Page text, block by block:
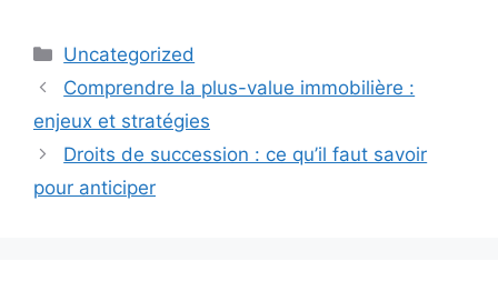
Catégories
Uncategorized
Comprendre la plus-value immobilière :
enjeux et stratégies
Droits de succession : ce qu’il faut savoir
pour anticiper